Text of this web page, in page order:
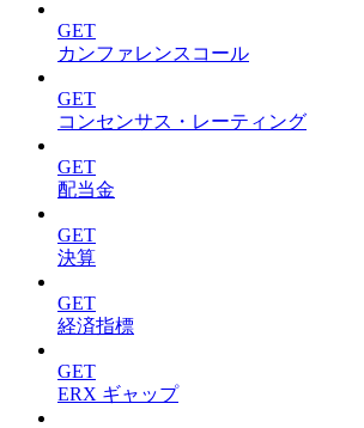
GET
カンファレンスコール
GET
コンセンサス・レーティング
GET
配当金
GET
決算
GET
経済指標
GET
ERX ギャップ